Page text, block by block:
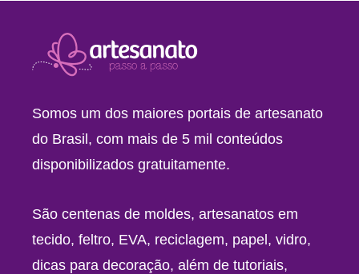
Somos um dos maiores portais de artesanato
do Brasil, com mais de 5 mil conteúdos
disponibilizados gratuitamente.
São centenas de moldes, artesanatos em
tecido, feltro, EVA, reciclagem, papel, vidro,
dicas para decoração, além de tutoriais,